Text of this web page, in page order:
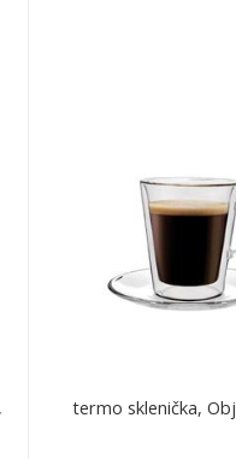
termo sklenička,